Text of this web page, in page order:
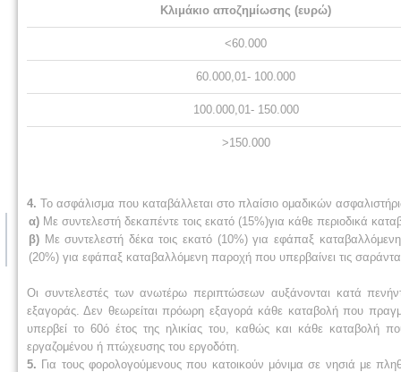
Κλιμάκιο αποζημίωσης (ευρώ)
<60.000
60.000,01- 100.000
100.000,01- 150.000
>150.000
4. Το ασφάλισμα που καταβάλλεται στο πλαίσιο ομαδικών
α) Με συντελεστή δεκαπέντε τοις εκατό (15%)για κάθε περιοδικά
β) Με συντελεστή δέκα τοις εκατό (10%) για εφάπαξ
(20%) για εφάπαξ καταβαλλόμενη παροχή που υπερβαίνει τις
Οι συντελεστές των ανωτέρω περιπτώσεων αυξάνονται κατά
εξαγοράς. Δεν θεωρείται πρόωρη εξαγορά κάθε καταβολή που
υπερβεί το 60ό έτος της ηλικίας του, καθώς και κάθε καταβολή
εργαζομένου ή πτώχευσης του εργοδότη.
5. Για τους φορολογούμενους που κατοικούν μόνιμα σε νησιά με